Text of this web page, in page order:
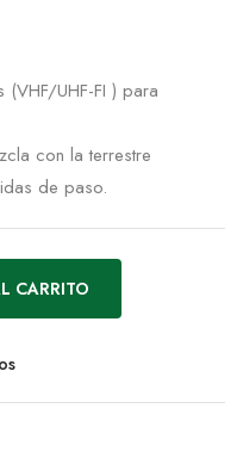
UHF-FI ) para
con la terrestre
de paso.
CARRITO